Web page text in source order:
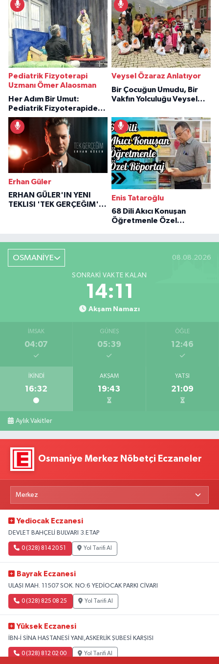
Pediatrik Fizyoterapi
Uzmanı Ömer Alaosman
Her Adım Bir Umut:
Pediatrik Fizyoterapiden
İlham Veren Hikâyeler
Veysel Özaraz Anlatıyor
Bir Çocuğun Umudu, Bir
Vakfın Yolculuğu Veysel
Erhan Güler
ERHAN GÜLER'IN YENI
TEKLISI 'TEK GERÇEĞIM'LE
Enis Tataroğlu
68 Dili Akıcı Konuşan
Öğretmenle Özel
OSMANİYE 08.08.2026
SONRAKI VAKTE KALAN
14:10
Akşam Namazı
İMSAK
04:07
GÜNEŞ
05:39
ÖĞLE
12:46
İKINDI
16:32
AKŞAM
19:43
YATSI
21:09
Aylık Vakitler
Osmaniye Merkez Nöbetçi Eczaneler
Yediocak Eczanesi
DEVLET BAHÇELİ BULVARI 3.ETAP
0 (328) 814 20 51 Yol Tarifi Al
Bayrak Eczanesi
ULAŞI MAH. 11507 SOK. NO:6 YEDİOCAK PARKI CİVARI
0 (328) 825 08 25 Yol Tarifi Al
Yüksek Eczanesi
İBN-İ SİNA HASTANESİ YANI,ASKERLİK ŞUBESİ KARŞISI
0 (328) 812 02 00 Yol Tarifi Al